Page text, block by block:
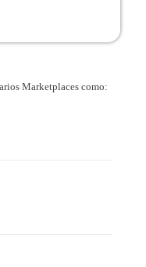
Marketplaces como: